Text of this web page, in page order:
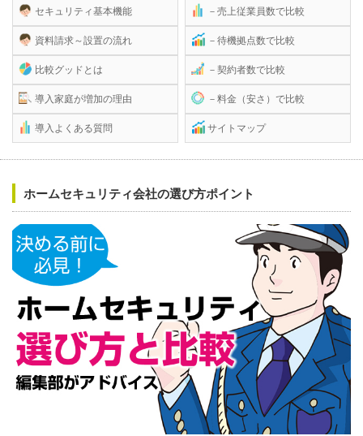
セキュリティ基本機能
資料請求～設置の流れ
比較グッドとは
導入家庭が増加の理由
導入よくある質問
－売上従業員数で比較
－待機拠点数で比較
－契約者数で比較
－料金（安さ）で比較
サイトマップ
ホームセキュリティ会社の選び方ポイント